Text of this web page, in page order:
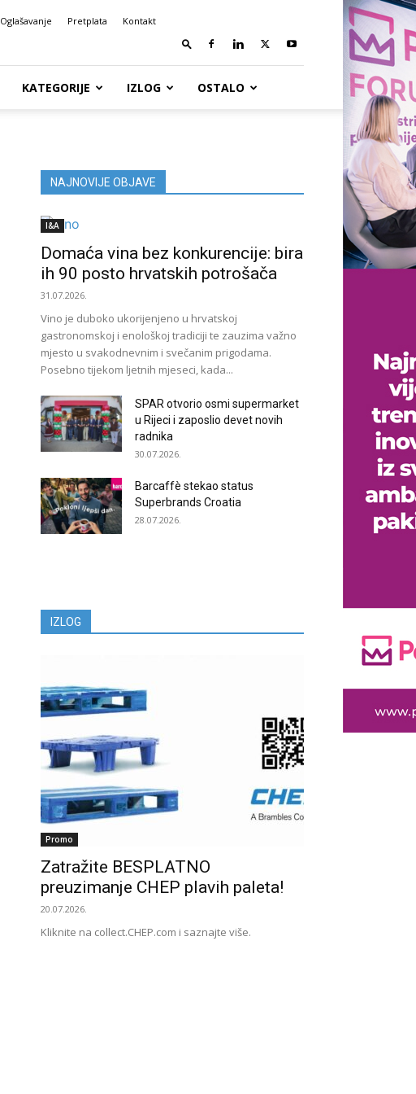
Oglašavanje Pretplata Kontakt
KATEGORIJE IZLOG OSTALO
NAJNOVIJE OBJAVE
I&A
Domaća vina bez konkurencije: bira
ih 90 posto hrvatskih potrošača
31.07.2026.
Vino je duboko ukorijenjeno u hrvatskoj
gastronomskoj i enološkoj tradiciji te zauzima važno
mjesto u svakodnevnim i svečanim prigodama.
Posebno tijekom ljetnih mjeseci, kada...
SPAR otvorio osmi supermarket
u Rijeci i zaposlio devet novih
radnika
30.07.2026.
Barcaffè stekao status
Superbrands Croatia
28.07.2026.
IZLOG
Promo
Zatražite BESPLATNO
preuzimanje CHEP plavih paleta!
20.07.2026.
Kliknite na collect.CHEP.com i saznajte više.